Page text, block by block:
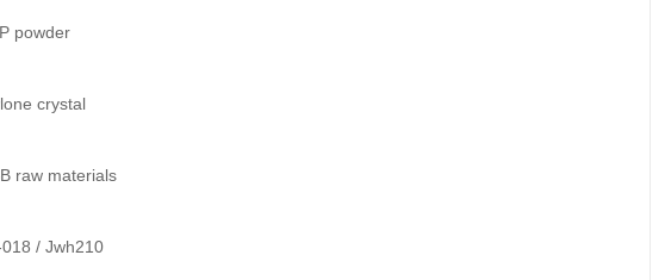
powder
crystal
raw materials
/ Jwh210